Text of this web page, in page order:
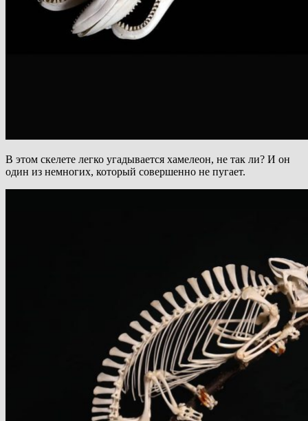
В этом скелете легко угадывается хамелеон, не так ли? И он
один из немногих, который совершенно не пугает.